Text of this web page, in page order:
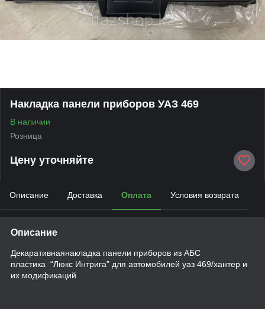
Накладка панели приборов УАЗ 469
В наличии
Розница
Цену уточняйте
Описание Доставка Оплата Условия возврата
Описание
Декаративнаянакладка панели приборов из АБС
пластика “Люкс Интрига” для автомобилей уаз 469/хантер и
их модификаций